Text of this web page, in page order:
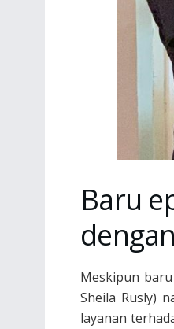
Baru
Meskipun
Sheila Rusly)
layanan